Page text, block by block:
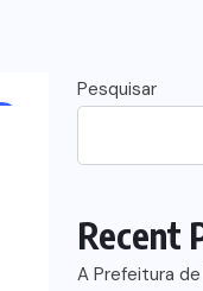
Pesquisar
Recent
A Prefeitura